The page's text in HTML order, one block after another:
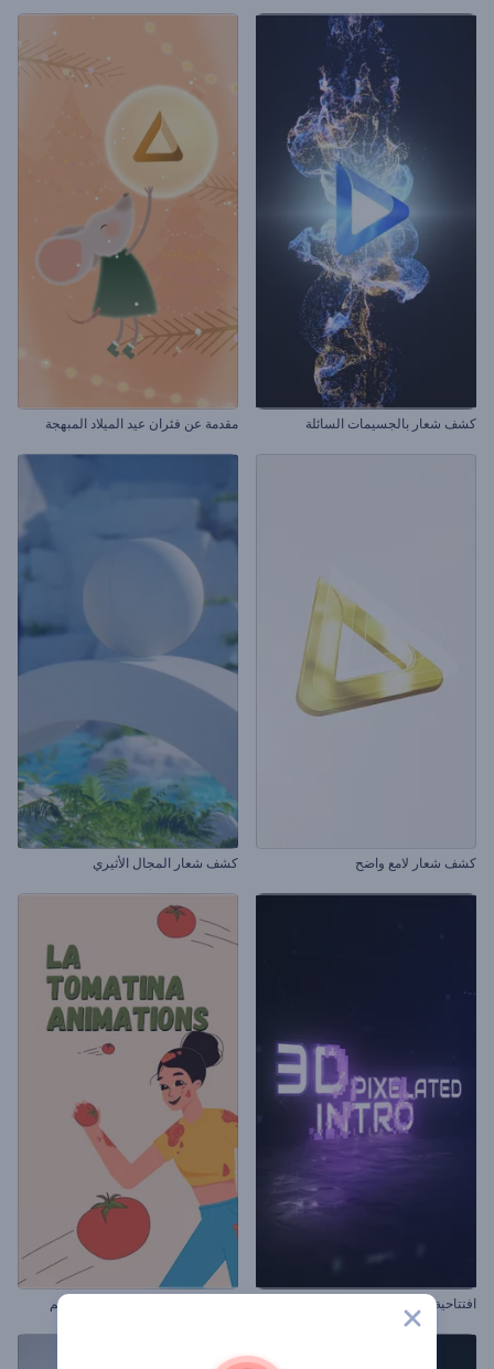
كشف شعار بالجسيمات السائلة مقدمة عن فئران عيد الميلاد المبهجة
كشف شعار لامع واضح كشف شعار المجال الأثيري
افتتاحية نقطية ثلاثية الأبعاد مقاطع مهرجان التراشق بالطماطم